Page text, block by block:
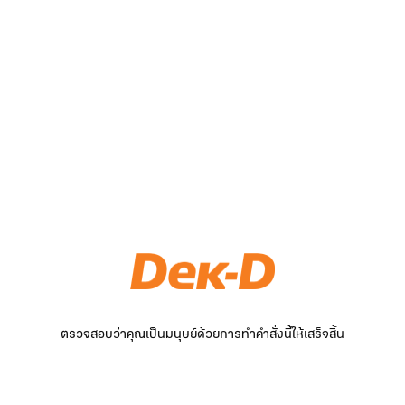
ตรวจสอบว่าคุณเป็นมนุษย์ด้วยการทำคำสั่งนี้ให้เสร็จสิ้น